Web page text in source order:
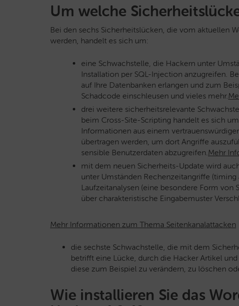
Um welche
Bei den sechs Sicherheitslücken, die vom aktuellen
werden, handelt es sich um:
eine Schwachstelle, die Hackern unter
Installation per SQL-Injection anzugreifen.
auf Ihre Datenbanken erlangen und zum
Schadcode einschleusen und vieles mehr.
drei weitere sicherheitsrelevante
beim Cross-Site-Scripting handelt es sich
Informationen aus einem
übertragen werden, um dort Angriffe
sensible Benutzerdaten abzugreifen.Mehr
mit dem neuen Sicherheits-Update wird
unter Umständen Rechenzeitangriffe
Laufzeitanalysen (eine besondere Form von
über charakteristische Eingabemuster
Mehr Informationen zum Thema Seitenkanalattacken
die sechste Schwachstelle, die mit dem
betrifft eine Lücke, durch die Hacker Artikel
diese zum Beispiel zu verändern, zu löschen
Wie installieren Sie das